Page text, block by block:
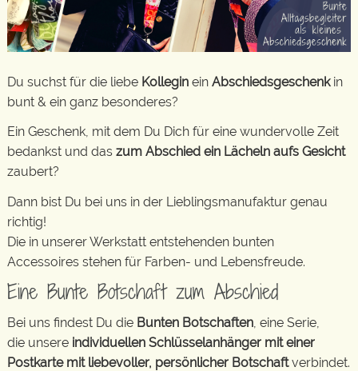
Du suchst für die liebe Kollegin ein Abschiedsgeschenkin
bunt & ein ganz besonderes?
Ein Geschenk, mit dem Du Dich für eine wundervolle Zeit
bedankst und das zum Abschied ein Lächeln aufs Gesicht
zaubert?
Dann bist Du bei uns in der Lieblingsmanufaktur genau
richtig!
Die in unserer Werkstatt entstehenden bunten
Accessoires stehen für Farben- und Lebensfreude.
Eine Bunte Botschaft zum Abschied
Bei uns findest Du die Bunten Botschaften , eine Serie,
die unsere individuellen Schlüsselanhänger mit einer
Postkarte mit liebevoller, persönlicher Botschaftverbindet.